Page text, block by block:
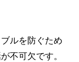
ルを防ぐため
不可欠です。